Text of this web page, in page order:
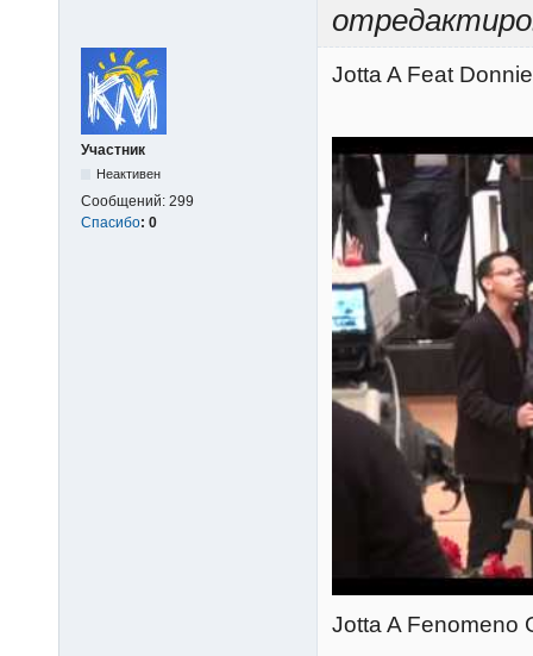
Участник
Неактивен
Сообщений: 299
Спасибо: 0
Jotta A Feat
Jotta A Fenomeno